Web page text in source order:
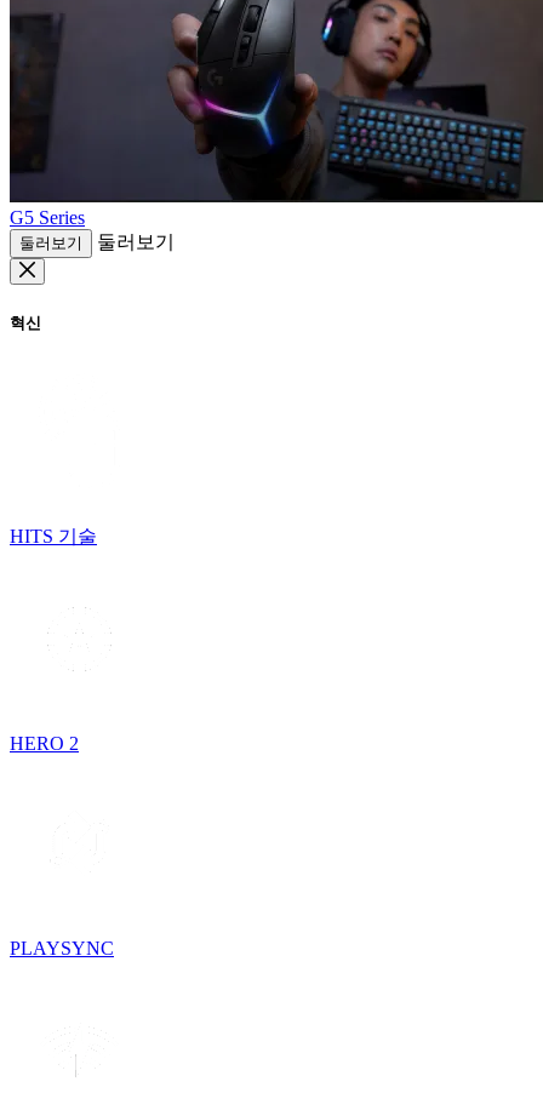
G5 Series
둘러보기 둘러보기
혁신
HITS 기술
HERO 2
PLAYSYNC